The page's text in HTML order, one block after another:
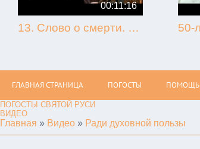
00:11:16
13. Слово о смерти. Игнатий Брянчанинов.
ГЛАВНАЯ СТРАНИЦА ПОГОСТЫ ПОМОЩЬ
ПОГОСТЫ СВЯТОЙ РУСИ
ВИДЕО
Главная » Видео » Ради духовной пользы